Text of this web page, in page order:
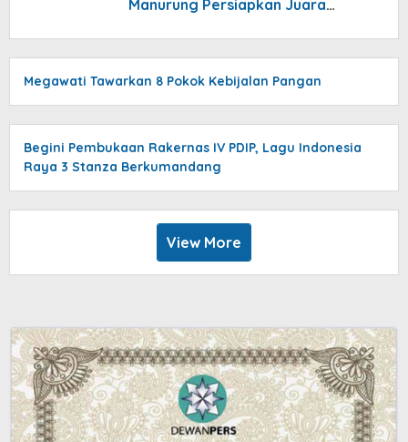
Manurung Persiapkan Juara
Megawati Tawarkan 8 Pokok Kebijalan Pangan
Begini Pembukaan Rakernas IV PDIP, Lagu Indonesia
Raya 3 Stanza Berkumandang
View More